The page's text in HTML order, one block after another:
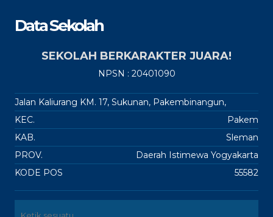
Data Sekolah
SEKOLAH BERKARAKTER JUARA!
NPSN : 20401090
Jalan Kaliurang KM. 17, Sukunan, Pakembinangun,
KEC.
Pakem
KAB.
Sleman
PROV.
Daerah Istimewa Yogyakarta
KODE POS
55582